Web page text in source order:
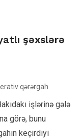
şəxslərə
qərərgah
işlərinə gələ
görə, bunu
keçirdiyi